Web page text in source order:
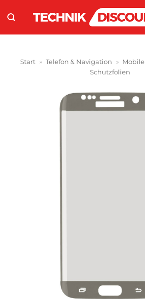
Inhalt
springen
Start » Telefon & Navigation » Mobile
Schutzfolien